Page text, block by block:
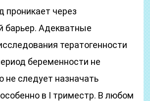
проникает через
барьер. Адекватные
тератогенности
беременности не
не следует назначать
в I триместр. В любом